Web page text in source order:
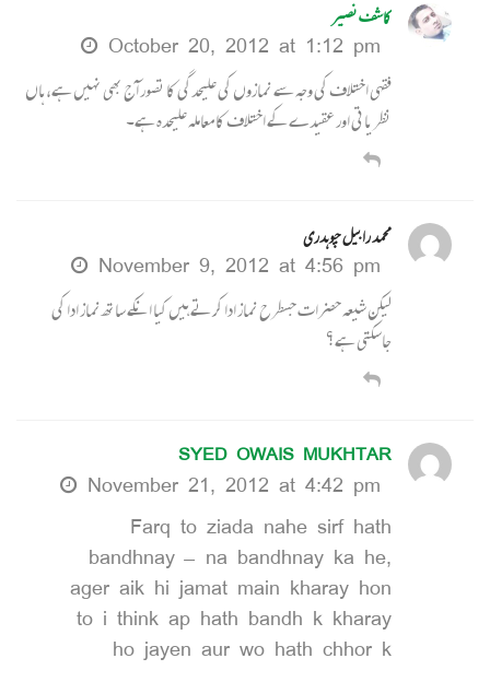
کاشف نصیر
October 20, 2012 at 1:12 pm
فقہی اختلاف کی وجہ سے نمازوں کی علیحدگی کا تصور آج بھی نہیں ہے، ہاں
نظریاتی اور عقیدے کے اختلاف کا معاملہ علیحدہ ہے۔
ًمحمد رابیل چوہدری
November 9, 2012 at 4:56 pm
لیکن شیعہ حضرات جسطرح نماز ادا کرتے ہیں کیا انکے ساتھ نماز ادا کی
جاسکتی ہے؟
SYED OWAIS MUKHTAR
November 21, 2012 at 4:42 pm
Farq to ziada nahe sirf hath
bandhnay – na bandhnay ka he,
ager aik hi jamat main kharay hon
to i think ap hath bandh k kharay
ho jayen aur wo hath chhor k